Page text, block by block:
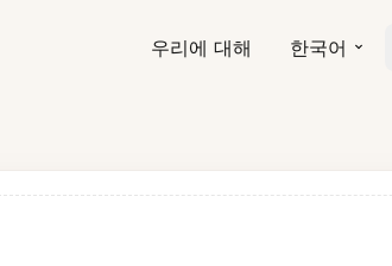
우리에 대해 한국어